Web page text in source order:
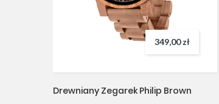
349,00 zł
Drewniany Zegarek Philip Brown